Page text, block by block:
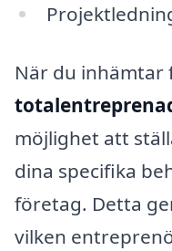
När du
möjlighet att
dina specifika
företag. Detta
vilken